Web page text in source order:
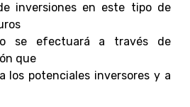
inversiones en este tipo de
se efectuará a través de
que
los potenciales inversores y a